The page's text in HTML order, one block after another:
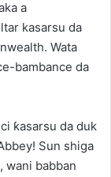
a
kasarsu da
Wata
bambance da
ƙasarsu da duk
Sun shiga
wani babban